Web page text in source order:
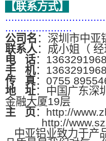
【联系方式】
......................
公司名 ：深圳市中亚
联系人：成小姐（ 经
电
话：
手 机：
传
真：0755
地
址：中国广东深
金融大厦19层
主
页：http://
http://
中亚铝业致力于产